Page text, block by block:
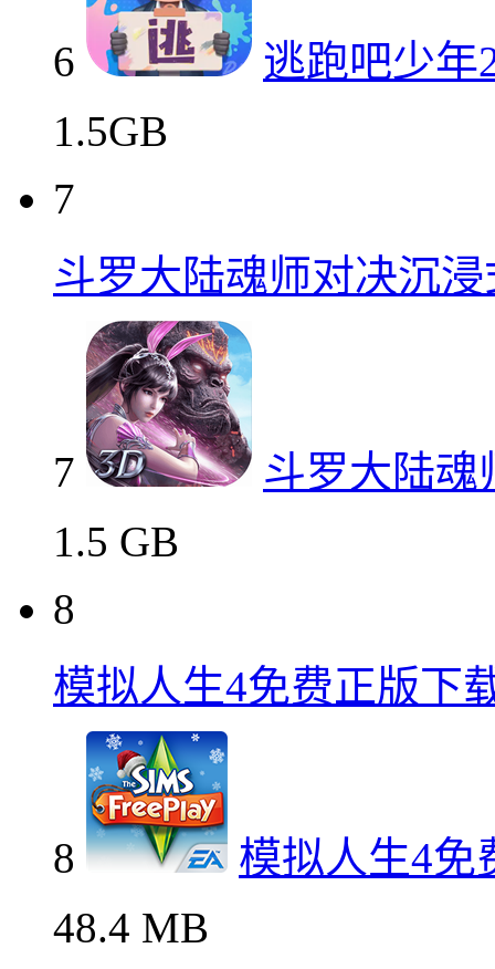
6
逃跑吧少年
1.5GB
7
斗罗大陆魂师对决沉
7
斗罗大陆魂
1.5 GB
8
模拟人生4免费正版下
8
模拟人生4免
48.4 MB